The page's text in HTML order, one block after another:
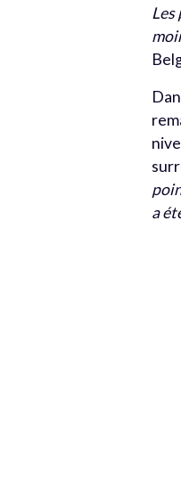
Les
a